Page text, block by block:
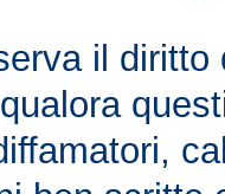
il diritto